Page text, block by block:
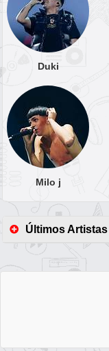
Duki
Milo j
Últimos